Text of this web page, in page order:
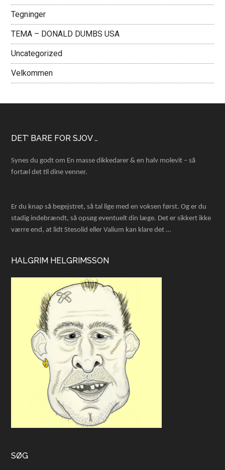
Tegninger
TEMA – DONALD DUMBS USA
Uncategorized
Velkommen
Footer
DET’ BARE FOR SJOV …
Synes du godt om En masse dikkedarer & en halv molevit – så
fortæl det til dine venner.
Er du knap så begejstret, så tal lige med en voksen først. Og er du
stadig indebrændt, så opsøg eventuelt din læge. Det er sikkert ikke
værre end, at lidt Stesolid eller Valium kan klare det …
HALGRIM HELGRIMSSON
SØG